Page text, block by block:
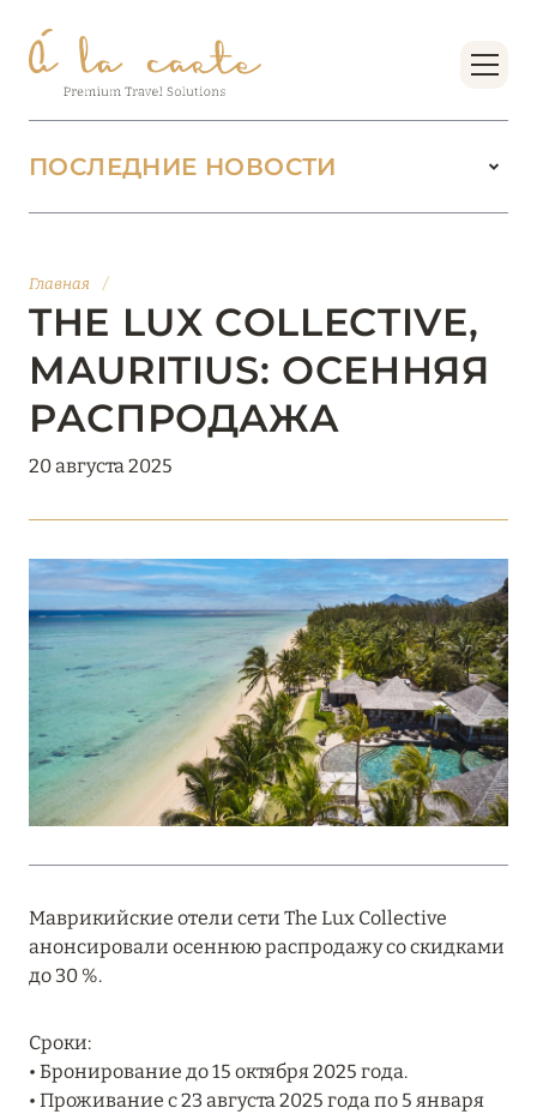
Главная /
THE LUX COLLECTIVE,
MAURITIUS: ОСЕННЯЯ
РАСПРОДАЖА
20 августа 2025
ПОСЛЕДНИЕ НОВОСТИ
БУТИК-КУРОРТЫ МАЛЬДИВСКИХ ОСТРОВОВ
01 июня 2026
JUMEIRAH OLHAHALI ISLAND MALDIVES: ВАШ
18 мая 2026
THE ST. REGIS MALDIVES VOMMULI:
МАНИФЕСТ ЭСТЕТИКИ В САМОМ СЕРДЦЕ
ОКЕАНА
Подробнее
ПРЯМОЙ ПЕРЕЛЁТ
Подробнее
20 марта 2026
MARCH GRAND ESCAPE: ПРЕДЛОЖЕНИЕ ОТ Á
Маврикийские отели сети The Lux Collective
анонсировали осеннюю распродажу со скидками
до 30 %.
Сроки:
• Бронирование до 15 октября 2025 года.
• Проживание с 23 августа 2025 года по 5 января